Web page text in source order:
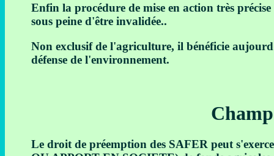
Enfin la procédure de mise en action très
sous peine d'être invalidée..
Non exclusif de l'agriculture, il bénéficie
défense de l'environnement.
Le droit de préemption des SAFER peut